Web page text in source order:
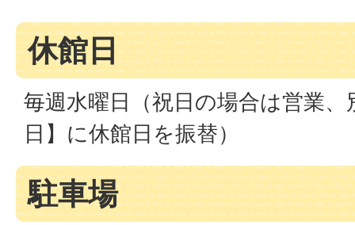
休館日
毎週水曜日（祝日の場合は営業
日】に休館日を振替）
駐車場